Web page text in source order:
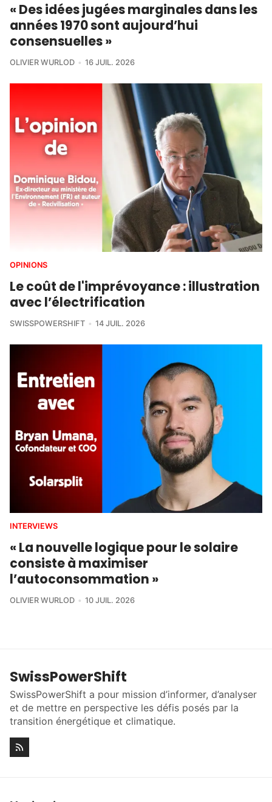
« Des idées jugées marginales dans les
années 1970 sont aujourd’hui
consensuelles »
OLIVIER WURLOD 16 JUIL. 2026
OPINIONS
Le coût de l'imprévoyance : illustration
avec l’électrification
SWISSPOWERSHIFT 14 JUIL. 2026
INTERVIEWS
« La nouvelle logique pour le solaire
consiste à maximiser
l’autoconsommation »
OLIVIER WURLOD 10 JUIL. 2026
SwissPowerShift
SwissPowerShift a pour mission d’informer, d’analyser
et de mettre en perspective les défis posés par la
transition énergétique et climatique.